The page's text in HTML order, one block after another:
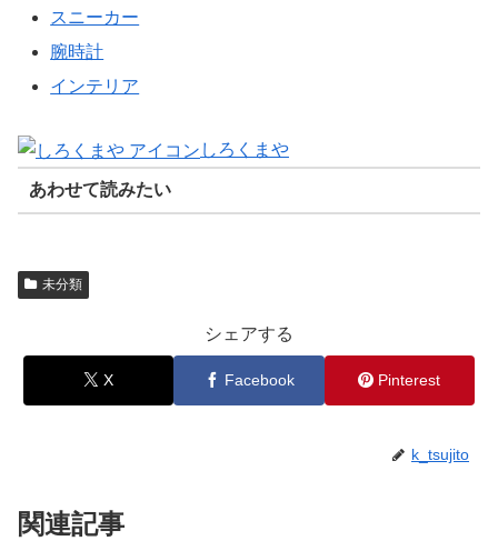
スニーカー
腕時計
インテリア
しろくまや
あわせて読みたい
未分類
シェアする
X Facebook Pinterest
k_tsujito
関連記事